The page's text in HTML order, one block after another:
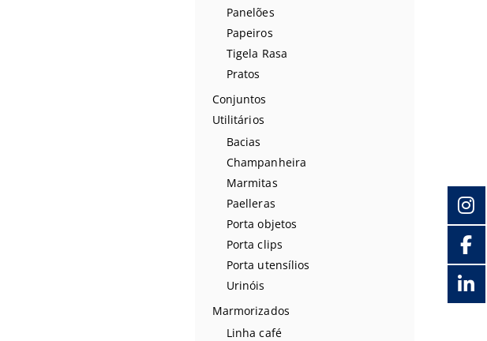
Panelões
Papeiros
Tigela Rasa
Pratos
Conjuntos
Utilitários
Bacias
Champanheira
Marmitas
Paelleras
Porta objetos
Porta clips
Porta utensílios
Urinóis
Marmorizados
Linha café